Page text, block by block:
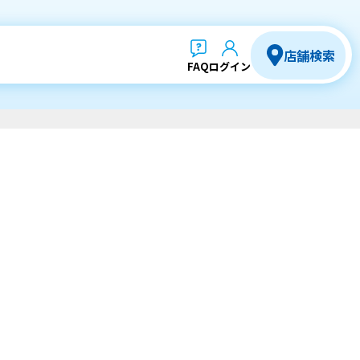
FAQログイン
店舗検索